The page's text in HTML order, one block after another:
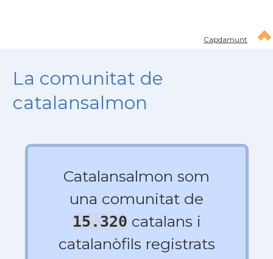
Capdamunt
La comunitat de
catalansalmon
Catalansalmon som
una comunitat de
15.320 catalans i
catalanòfils registrats